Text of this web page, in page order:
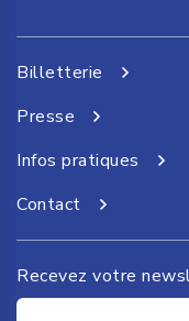
Billetterie
Presse
Infos pratiques
Contact
Recevez votre